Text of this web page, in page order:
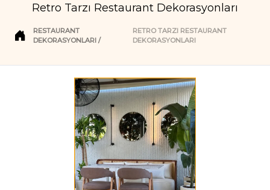
Retro Tarzı Restaurant Dekorasyonları
RESTAURANT
DEKORASYONLARI
RETRO TARZI RESTAURANT
DEKORASYONLARI